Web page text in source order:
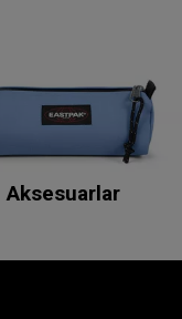
Aksesuarlar